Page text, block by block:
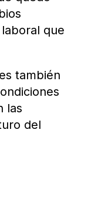
que
también
las
del